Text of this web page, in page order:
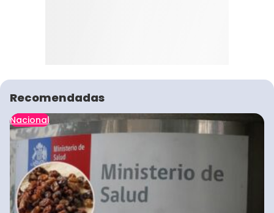
Recomendadas
Nacional